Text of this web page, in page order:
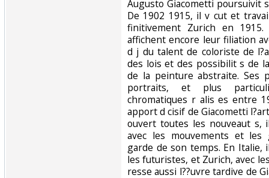
Augusto Giacometti poursuivit
De 1902 1915, il v cut et
finitivement Zurich en
affichent encore leur filiation
d j du talent de coloriste de
des lois et des possibilit s de
de la peinture abstraite. Ses
portraits, et plus
chromatiques r alis es entre
apport d cisif de Giacometti
ouvert toutes les nouveaut s,
avec les mouvements et les
garde de son temps. En
les futuristes, et Zurich, avec
resse aussi l??uvre tardive de